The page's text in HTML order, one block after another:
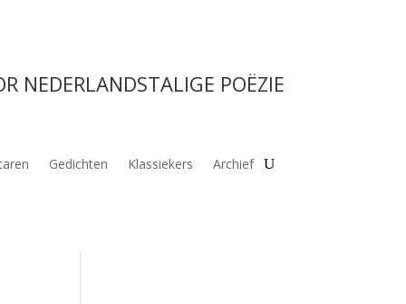
NEDERLANDSTALIGE POËZIE
Gedichten Klassiekers Archief